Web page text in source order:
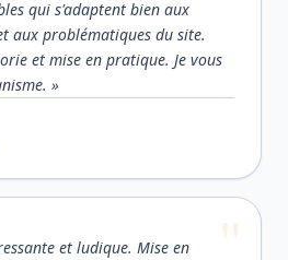
qui s'adaptent bien aux
aux problématiques du site.
et mise en pratique. Je vous
»
et ludique. Mise en